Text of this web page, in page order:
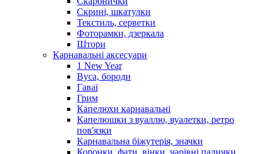
Скрині, шкатулки
Текстиль, серветки
Фоторамки, дзеркала
Штори
Карнавальні аксесуари
1 New Year
Вуса, бороди
Гаваї
Грим
Капелюхи карнавальні
Капелюшки з вуаллю, вуалетки, ретро
пов'язки
Карнавальна біжутерія, значки
Коронки, фати, вінки, чарівні палички